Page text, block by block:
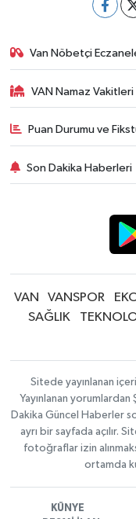
Van Nöbetçi
VAN Namaz Vakitleri
Puan Durumu ve
Son Dakika Haberleri
VAN VANSPOR
SAĞLIK
Sitede yayınlanan
Yayınlanan
Dakika Güncel Haberler
ayrı bir sayfada açılır.
fotoğraflar izin
ortamda
KÜNYE